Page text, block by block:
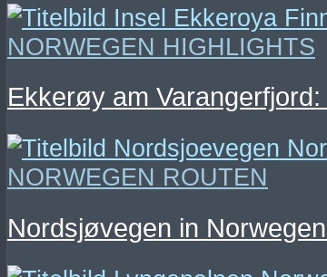
NORWEGEN HIGHLIGHTS
Ekkerøy am
NORWEGEN ROUTEN
Nordsjøvegen in